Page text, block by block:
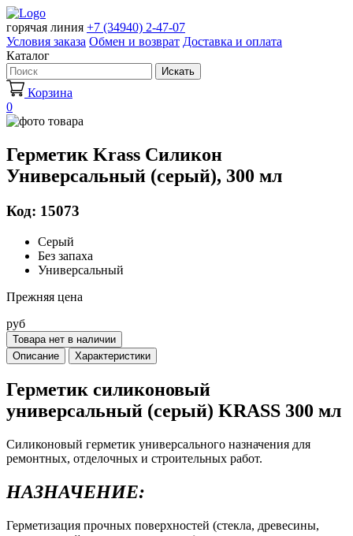
горячая линия +7 (34940) 2-47-07
Условия заказа Обмен и возврат Доставка и оплата
Каталог
Искать
Корзина
0
Герметик Krass Силикон
Универсальный (серый), 300 мл
Код: 15073
Серый
Без запаха
Универсальный
Прежняя цена
руб
Товара нет в наличии
Описание
Характеристики
Герметик силиконовый
универсальный (серый) KRASS 300 мл
Силиконовый герметик универсального назначения для
ремонтных, отделочных и строительных работ.
НАЗНАЧЕНИЕ:
Герметизация прочных поверхностей (стекла, древесины,